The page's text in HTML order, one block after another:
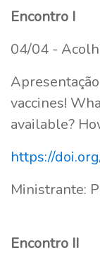
Encontro I
04/04 -
vaccines!
available?
https://
Ministrante:
Encontro II